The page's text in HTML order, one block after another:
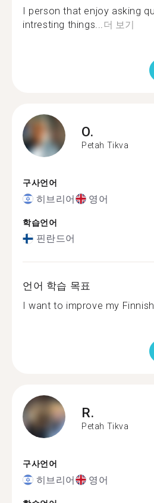
I person that enjoy asking
intresting things...더 보기
O.
Petah Tikva
구사언어
히브리어 영어
학습언어
핀란드어
언어 학습 목표
I want to improve my
R.
Petah Tikva
구사언어
히브리어 영어